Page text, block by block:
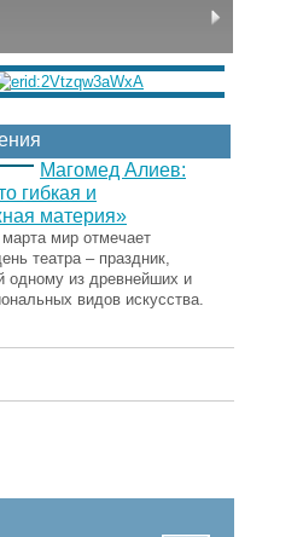
Магомед Алиев:
гибкая и
материя»
мир отмечает
театра – праздник,
одному из древнейших и
видов искусства.